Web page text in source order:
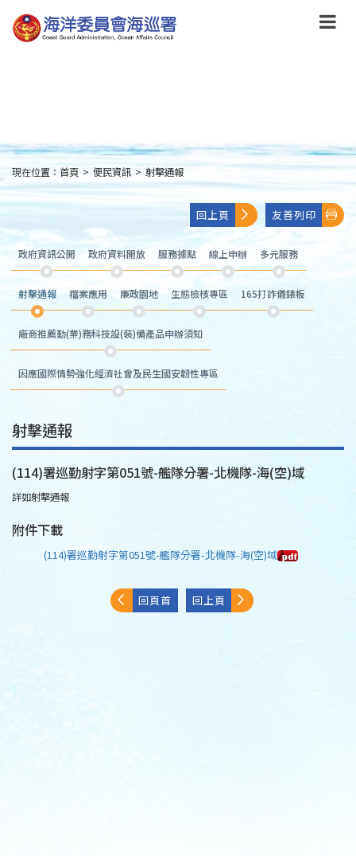
到
主
:::
現在位置： 首頁 > 便民資訊 > 射擊通報
回上頁 友善列印
政府資訊公開 政府資料開放 服務據點 線上申辦 多元服務
射擊通報 檔案應用 廉政園地 生態檢核專區 165打詐儀錶板
廠商推薦勤(業)務科技設(裝)備產品申辦須知
因應國際情勢強化經濟社會及民生國安韌性專區
射擊通報
(114)署巡勤射字第051號-艦隊分署-北機隊-海(空)域
詳如射擊通報
附件下載
(114)署巡勤射字第051號-艦隊分署-北機隊-海(空)域
回頁首 回上頁